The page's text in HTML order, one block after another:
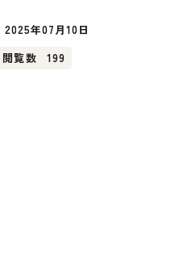
2025年07月10日
閲覧数 199